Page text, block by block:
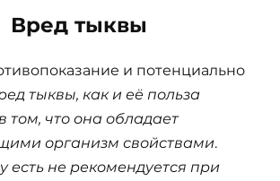
Вред тыквы
и потенциально
тыквы, как и её польза
том, что она обладает
организм свойствами.
есть не рекомендуется при